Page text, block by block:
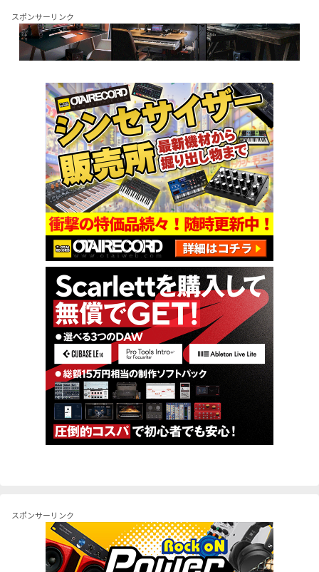
スポンサーリンク
スポンサーリンク